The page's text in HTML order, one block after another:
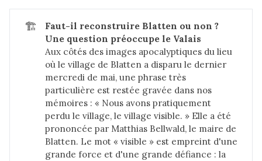
🏗️
Faut-il reconstruire Blatten ou non ?
Une question préoccupe le Valais
Aux côtés des images apocalyptiques du lieu
où le village de Blatten a disparu le dernier
mercredi de mai, une phrase très
particulière est restée gravée dans nos
mémoires : « Nous avons pratiquement
perdu le village, le village visible. » Elle a été
prononcée par Matthias Bellwald, le maire de
Blatten. Le mot « visible » est empreint d'une
grande force et d'une grande défiance : la